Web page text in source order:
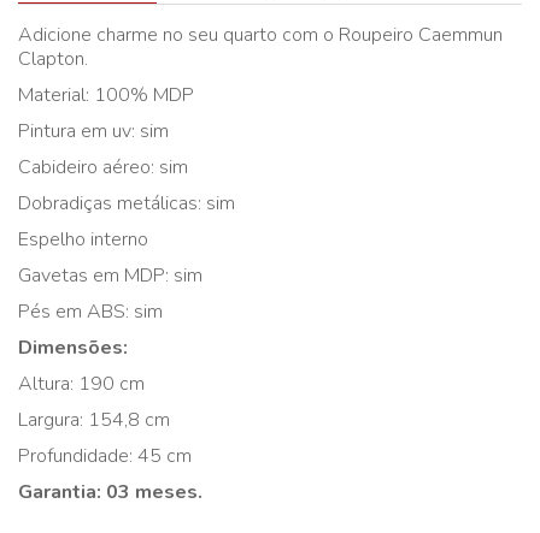
Adicione charme no seu quarto com o Roupeiro Caemmun
Clapton.
Material: 100% MDP
Pintura em uv: sim
Cabideiro aéreo: sim
Dobradiças metálicas: sim
Espelho interno
Gavetas em MDP: sim
Pés em ABS: sim
Dimensões:
Altura: 190 cm
Largura: 154,8 cm
Profundidade: 45 cm
Garantia: 03 meses.